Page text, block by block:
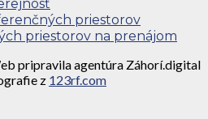
priestorov
priestorov na prenájom
pripravila agentúra Záhorí.digital
z 123rf.com